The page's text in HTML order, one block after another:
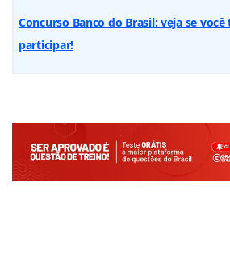
Concurso Banco do Brasil: veja se
participar!